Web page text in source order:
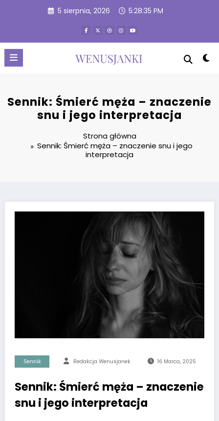
5 sierpnia, 2026 5:28:36 PM
Sennik: Śmierć męża – znaczenie
snu i jego interpretacja
Strona główna
Sennik: Śmierć męża – znaczenie snu i jego
interpretacja
Sennik Redakcja Wenusjanek 16 Marca, 2025
Sennik: Śmierć męża – znaczenie
snu i jego interpretacja